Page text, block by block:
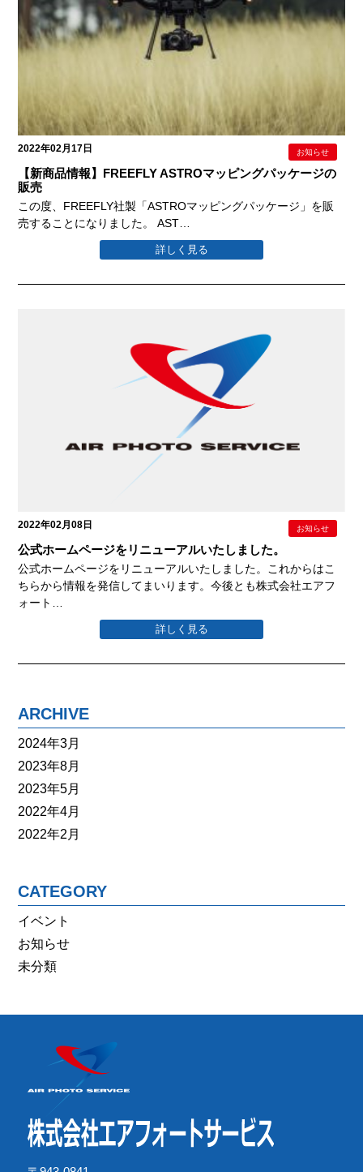
2022年02月17日
【新商品情報】FREEFLY ASTROマッピングパッケージの
販売
この度、FREEFLY社製「ASTROマッピングパッケージ」を販
売することになりました。 AST…
お知らせ
詳しく見る
2022年02月08日
公式ホームページをリニューアルいたしました。
公式ホームページをリニューアルいたしました。これからはこ
ちらから情報を発信してまいります。今後とも株式会社エアフ
ォート…
お知らせ
詳しく見る
ARCHIVE
2024年3月
2023年8月
2023年5月
2022年4月
2022年2月
CATEGORY
イベント
お知らせ
未分類